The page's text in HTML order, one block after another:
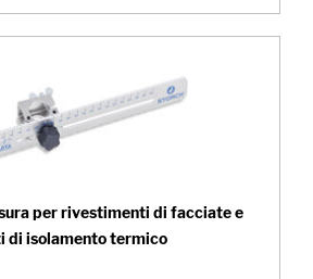
per rivestimenti di facciate e
di isolamento termico